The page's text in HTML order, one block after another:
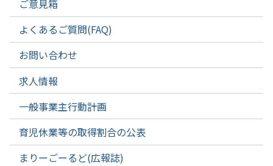
ご意見箱
よくあるご質問(FAQ)
お問い合わせ
求人情報
一般事業主行動計画
育児休業等の取得割合の公表
まりーごーるど(広報誌)